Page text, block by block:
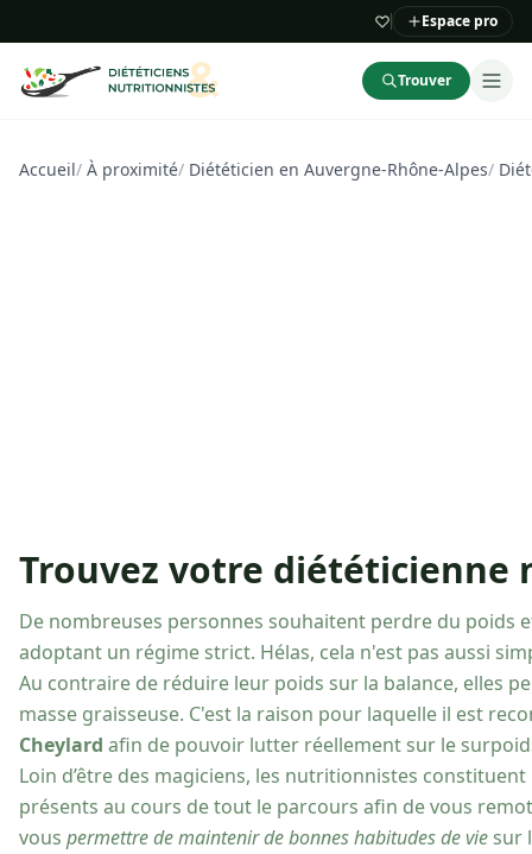
Espace pro
Trouver
Accueil/ À proximité/ Diététicien en Auvergne-Rhône-Alpes/
Trouvez votre diététicienne
De nombreuses personnes souhaitent perdre du poids
adoptant un régime strict. Hélas, cela n'est pas aussi
Au contraire de réduire leur poids sur la balance, elles
masse graisseuse. C'est la raison pour laquelle il est
Cheylard afin de pouvoir lutter réellement sur le
Loin d’être des magiciens, les nutritionnistes
présents au cours de tout le parcours afin de vous
vous permettre de maintenir de bonnes habitudes de vie sur